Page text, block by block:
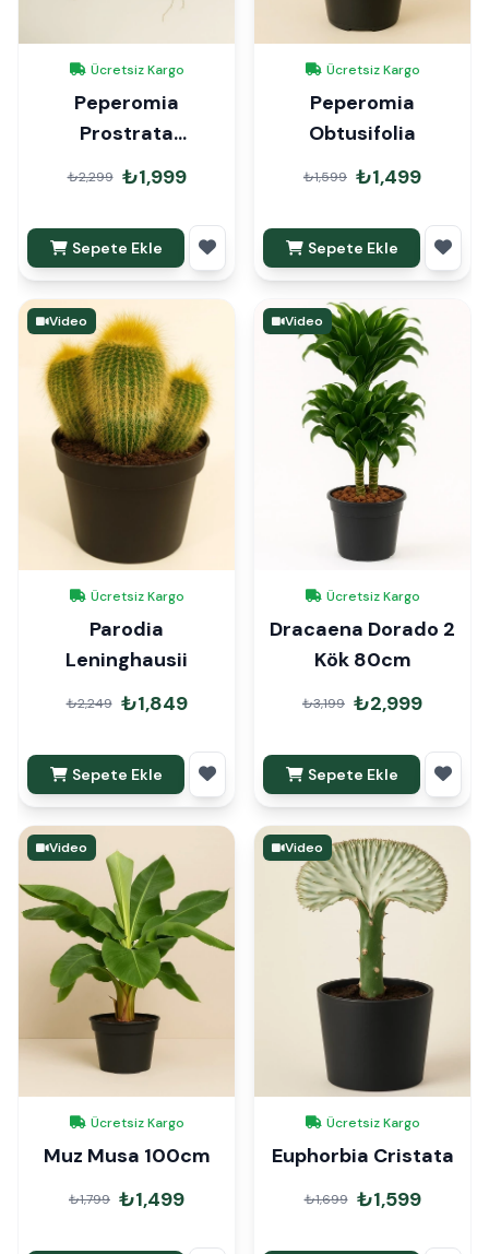
Ücretsiz Kargo
Peperomia
Prostrata
Pepperspot
₺2,299 ₺1,999
Sepete Ekle
Ücretsiz Kargo
Peperomia
Obtusifolia
₺1,599 ₺1,499
Sepete Ekle
Video
Ücretsiz Kargo
Parodia
Leninghausii
₺2,249 ₺1,849
Sepete Ekle
Video
Ücretsiz Kargo
Dracaena Dorado 2
Kök 80cm
₺3,199 ₺2,999
Sepete Ekle
Video
Ücretsiz Kargo
Muz Musa 100cm
₺1,799 ₺1,499
Video
Ücretsiz Kargo
Euphorbia Cristata
₺1,699 ₺1,599